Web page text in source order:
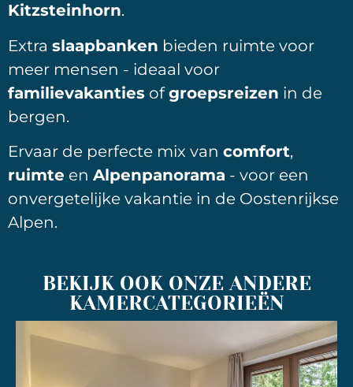
Kitzsteinhorn.
Extra slaapbanken bieden ruimte voor
meer mensen - ideaal voor
familievakanties ofgroepsreizen in de
bergen.
Ervaar de perfecte mix van comfort,
ruimte en Alpenpanorama - voor een
onvergetelijke vakantie in de Oostenrijkse
Alpen.
BEKIJK OOK ONZE ANDERE
KAMERCATEGORIEËN